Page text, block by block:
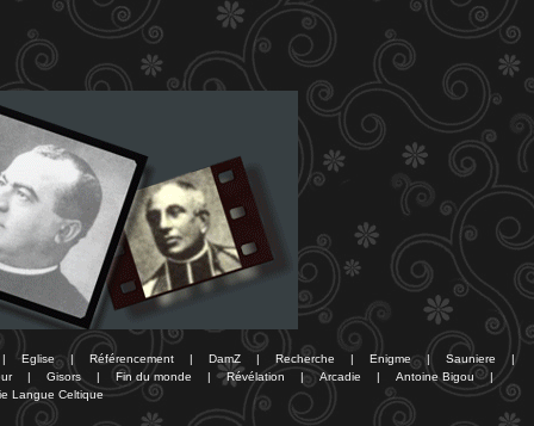
| Eglise | Référencement | DamZ | Recherche | Enigme | Sauniere
|
| Gisors | Fin du monde | Révélation | Arcadie | Antoine Bigou
|
Langue Celtique